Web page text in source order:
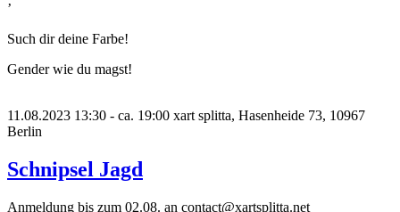
’
Such dir deine Farbe!
Gender wie du magst!
11.08.2023 13:30 - ca. 19:00 xart splitta, Hasenheide 73, 10967
Berlin
Schnipsel Jagd
Anmeldung bis zum 02.08. an contact@xartsplitta.net